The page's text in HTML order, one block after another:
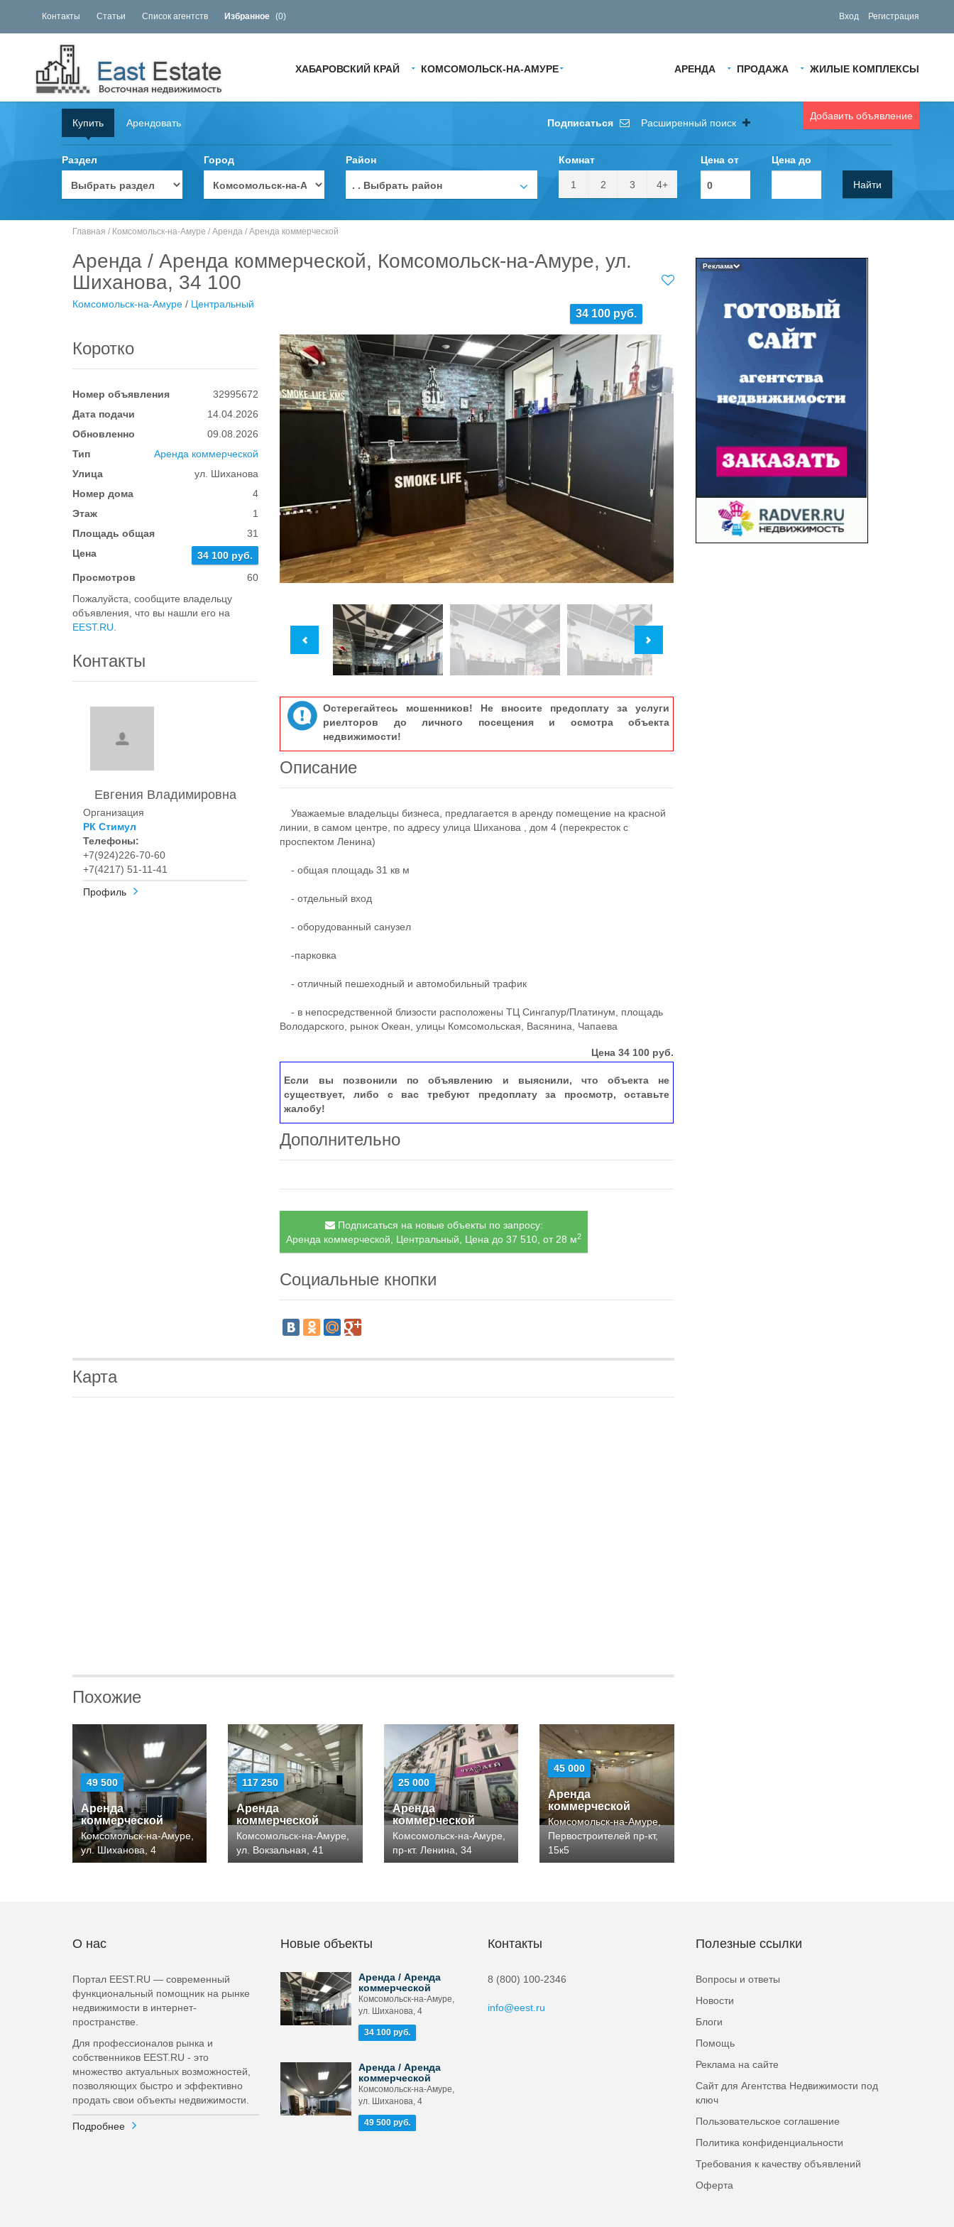
Контакты Статьи Список агентств Избранное (0) Вход Регистрация
АРЕНДА ПРОДАЖА ЖИЛЫЕ КОМПЛЕКСЫ
ХАБАРОВСКИЙ КРАЙ КОМСОМОЛЬСК-НА-АМУРЕ
Добавить объявление
Купить Арендовать Подписаться Расширенный поиск
Раздел Город Район
. . Выбрать район
Комнат
1 2 3 4+
Цена от Цена до
Найти
Главная / Комсомольск-на-Амуре / Аренда / Аренда коммерческой
Аренда / Аренда коммерческой, Комсомольск-на-Амуре, ул.
Шиханова, 34 100
34 100 руб.
Комсомольск-на-Амуре / Центральный
Коротко
Номер объявления
32995672
Дата подачи
14.04.2026
Обновленно
09.08.2026
Тип
Аренда коммерческой
Улица
ул. Шиханова
Номер дома
4
Этаж
1
Площадь общая
31
Цена
34 100 руб.
Просмотров
60
Пожалуйста, сообщите владельцу
объявления, что вы нашли его на
EEST.RU
Контакты
Евгения Владимировна
Организация
РК Стимул
Телефоны:
+7(924)226-70-60
+7(4217) 51-11-41
Профиль
Остерегайтесь мошенников! Не вносите предоплату за услуги
риелторов до личного посещения и осмотра объекта
недвижимости!
Описание
Уважаемые владельцы бизнеса, предлагается в аренду помещение на красной
линии, в самом центре, по адресу улица Шиханова , дом 4 (перекресток с
проспектом Ленина)
- общая площадь 31 кв м
- отдельный вход
- оборудованный санузел
-парковка
- отличный пешеходный и автомобильный трафик
- в непосредственной близости расположены ТЦ Сингапур/Платинум, площадь
Володарского, рынок Океан, улицы Комсомольская, Васянина, Чапаева
Цена34 100 руб.
Если вы позвонили по объявлению и выяснили, что объекта не
существует, либо с вас требуют предоплату за просмотр, оставьте
жалобу!
Дополнительно
Подписаться на новые объекты по запросу:
Аренда коммерческой, Центральный, Цена до 37 510, от 28 м2
Социальные кнопки
Карта
Похожие
49 500
Аренда
коммерческой
Комсомольск-на-Амуре,
ул. Шиханова, 4
117 250
Аренда
коммерческой
Комсомольск-на-Амуре,
ул. Вокзальная, 41
25 000
Аренда
коммерческой
Комсомольск-на-Амуре,
пр-кт. Ленина, 34
45 000
Аренда
коммерческой
Комсомольск-на-Амуре,
Первостроителей пр-кт,
15к5
Реклама
О нас
Портал EEST.RU — современный
функциональный помощник на рынке
недвижимости в интернет-
пространстве.
Для профессионалов рынка и
собственников EEST.RU - это
множество актуальных возможностей,
позволяющих быстро и эффективно
продать свои объекты недвижимости.
Подробнее
Новые объекты
Аренда / Аренда
коммерческой
Комсомольск-на-Амуре,
ул. Шиханова, 4
34 100 руб.
Аренда / Аренда
коммерческой
Комсомольск-на-Амуре,
ул. Шиханова, 4
49 500 руб.
Контакты
8 (800) 100-2346
info@eest.ru
Полезные ссылки
Вопросы и ответы
Новости
Блоги
Помощь
Реклама на сайте
Сайт для Агентства Недвижимости под
ключ
Пользовательское соглашение
Политика конфиденциальности
Требования к качеству объявлений
Оферта